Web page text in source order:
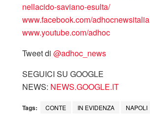
nellacido-saviano-esulta/
www.facebook.com/adhocnewsitalia
www.youtube.com/adhoc
Tweet di ‎@adhoc_news
SEGUICI SU GOOGLE
NEWS: NEWS.GOOGLE.IT
Tags: CONTE IN EVIDENZA NAPOLI